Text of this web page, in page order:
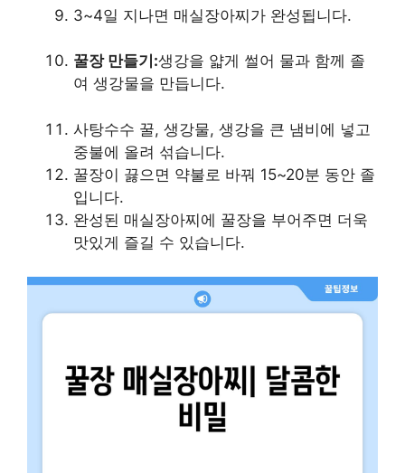
3~4일 지나면 매실장아찌가 완성됩니다.
꿀장 만들기:생강을 얇게 썰어 물과 함께 졸
여 생강물을 만듭니다.
사탕수수 꿀, 생강물, 생강을 큰 냄비에 넣고
중불에 올려 섞습니다.
꿀장이 끓으면 약불로 바꿔 15~20분 동안 졸
입니다.
완성된 매실장아찌에 꿀장을 부어주면 더욱
맛있게 즐길 수 있습니다.